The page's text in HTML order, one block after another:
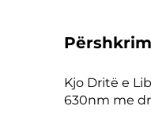
Përshkrim
Kjo Dritë e
630nm me